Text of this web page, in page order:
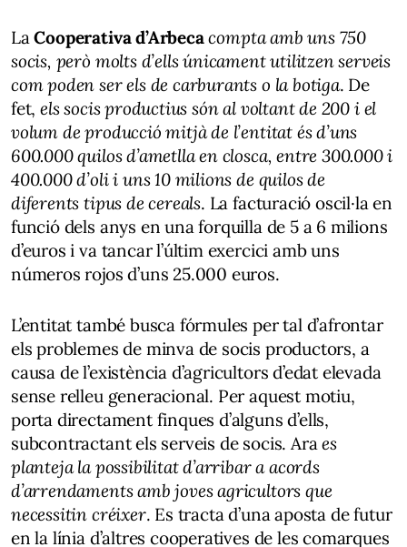
LaCooperativa d’Arbeca compta amb uns 750
socis, però molts d’ells únicament utilitzen serveis
com poden ser els de carburants o la botiga. De
fet,els socis productius són al voltant de 200 i el
volum de producció mitjà de l’entitat és d’uns
600.000 quilos d’ametlla en closca, entre 300.000 i
400.000 d’oli i uns 10 milions de quilos de
diferents tipus de cereals. La facturació oscil·la en
funció dels anys en una forquilla de 5 a 6 milions
d’euros i va tancar l’últim exercici amb uns
números rojos d’uns 25.000 euros.
L’entitat també busca fórmules per tal d’afrontar
els problemes de minva de socis productors, a
causa de l’existència d’agricultors d’edat elevada
sense relleu generacional. Per aquest motiu,
porta directament finques d’alguns d’ells,
subcontractant els serveis de socis. Araes
planteja la possibilitat d’arribar a acords
d’arrendaments amb joves agricultors que
necessitin créixer. Es tracta d’una aposta de futur
en la línia d’altres cooperatives de les comarques